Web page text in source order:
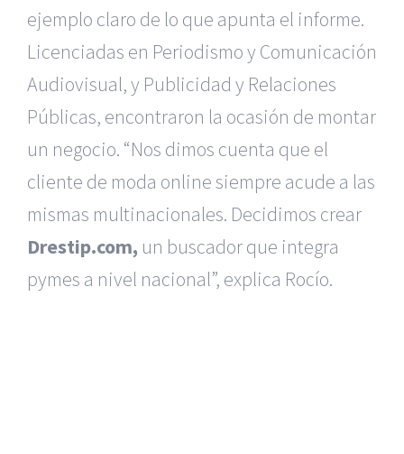
ejemplo claro de lo que apunta el informe.
Licenciadas en Periodismo y Comunicación
Audiovisual, y Publicidad y Relaciones
Públicas, encontraron la ocasión de montar
un negocio. “Nos dimos cuenta que el
cliente de moda online siempre acude a las
mismas multinacionales. Decidimos crear
Drestip.com, un buscador que integra
pymes a nivel nacional”, explica Rocío.